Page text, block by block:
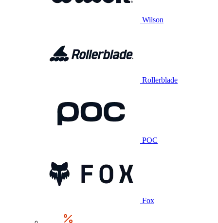
Wilson
Rollerblade
POC
Fox